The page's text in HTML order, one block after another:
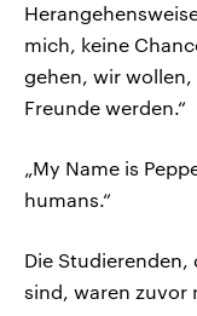
mich, keine
gehen, wir wollen,
Freunde werden.“
„My Name is
humans.“
Die
sind, waren zuvor